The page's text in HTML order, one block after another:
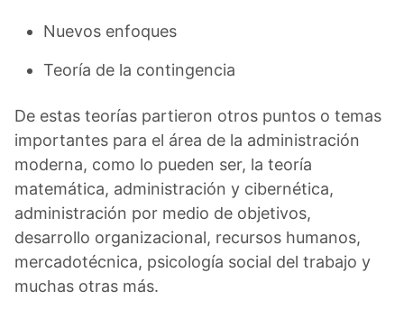
Nuevos enfoques
Teoría de la contingencia
De estas teorías partieron otros puntos o temas
importantes para el área de la administración
moderna, como lo pueden ser, la teoría
matemática, administración y cibernética,
administración por medio de objetivos,
desarrollo organizacional, recursos humanos,
mercadotécnica, psicología social del trabajo y
muchas otras más.